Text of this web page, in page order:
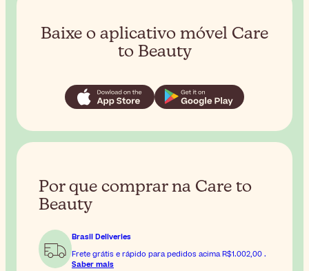
Baixe o aplicativo móvel Care
to Beauty
Por que comprar na Care to
Beauty
Brasil Deliveries
Frete grátis e rápido para pedidos acimaR$1.002,00 .
Saber mais